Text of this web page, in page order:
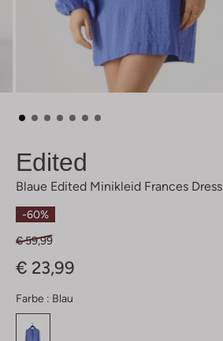
Edited
Blaue Edited Minikleid Frances Dress
-60%
€ 59,99
€ 23,99
Farbe : Blau